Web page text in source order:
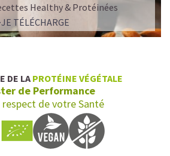
ENTRE PLAISIR ET
et lait végétal fusionnent dans
et énergisante.
riche en protéines, léger
chocolat qui veulent booster leurs
équilibre.
Healthy & Protéinées
TÉLÉCHARGE
DE LA PROTÉINE VÉGÉTALE
de Performance
respect de votre Santé